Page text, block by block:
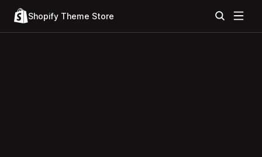
Shopify Theme Store